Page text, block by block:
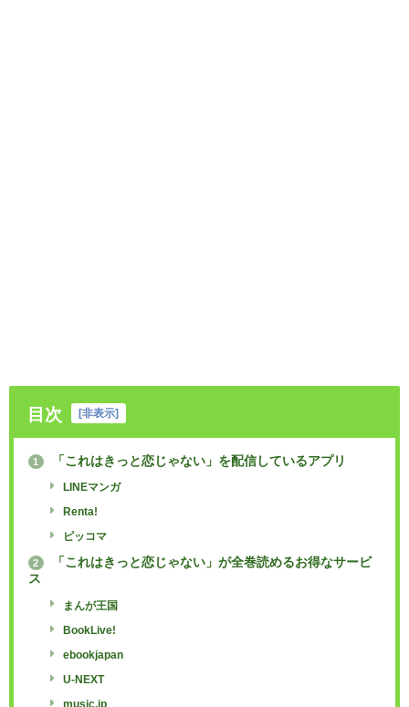
目次 [非表示]
1 「これはきっと恋じゃない」を配信しているアプリ
LINEマンガ
Renta!
ピッコマ
2
「これはきっと恋じゃない」が全巻読めるお得なサービ
ス
まんが王国
BookLive!
ebookjapan
U-NEXT
music.jp